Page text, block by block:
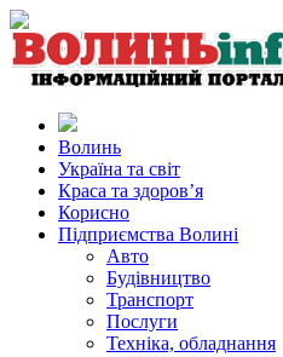
Волинь
Україна та світ
Краса та здоров’я
Корисно
Підприємства Волині
Авто
Будівництво
Транспорт
Послуги
Техніка, обладнання